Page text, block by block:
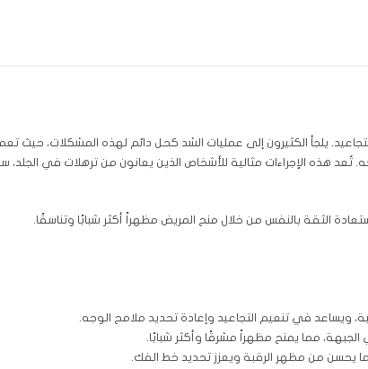
يلجأ الكثيرون إلى عمليات الشد كحل دائم لهذه المشكلات، حيث
تُعد هذه الإجراءات مثالية للأشخاص الذين يعانون من ترهلات في الجلد،
الثقة بالنفس من خلال منح المريض مظهراً أكثر شبابًا وتناسقًا.
ويساعد في تنعيم التجاعيد وإعادة تحديد ملامح الوجه.
مما يمنح مظهراً مشرقًا وأكثر شبابًا.
يحسن من مظهر الرقبة ويعزز تحديد خط الفك.